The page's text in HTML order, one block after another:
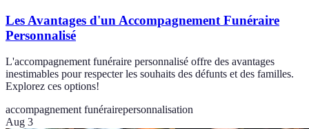
Les Avantages d'un Accompagnement Funéraire
Personnalisé
L'accompagnement funéraire personnalisé offre des avantages
inestimables pour respecter les souhaits des défunts et des familles.
Explorez ces options!
accompagnement funérairepersonnalisation
Aug 3